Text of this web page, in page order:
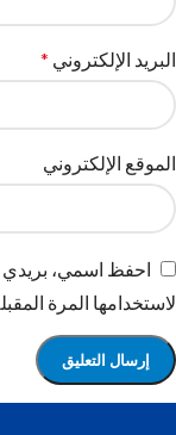
البريد الإلكتروني *
الموقع الإلكتروني
احفظ اسمي، بريدي
لاستخدامها المرة